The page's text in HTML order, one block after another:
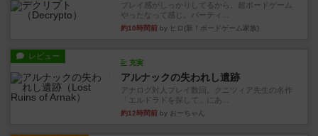
プレイ感がしっかりしてるから、超ボードゲーム
やったなって感じ。パーティ...
約10時間前 by ヒロ(新！ボードゲーム家族)
レビュー
充実
アルナックの失われし遺跡
アナログ対人プレイ数回。クニツィア先生の名作
「エルドラドを探して」にあ...
約12時間前 by おーちゃん